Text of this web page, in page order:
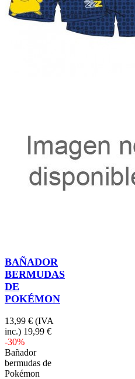
BAÑADOR
BERMUDAS
DE
POKÉMON
13,99 € (IVA
inc.) 19,99 €
-30%
Bañador
bermudas de
Pokémon